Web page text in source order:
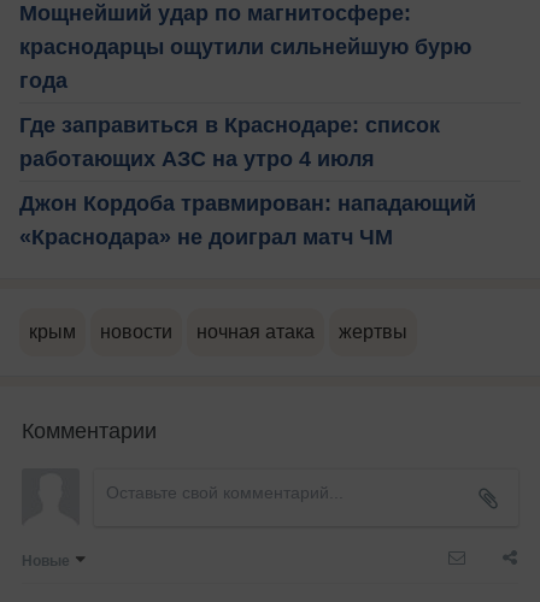
Мощнейший удар по магнитосфере:
краснодарцы ощутили сильнейшую бурю
года
Где заправиться в Краснодаре: список
работающих АЗС на утро 4 июля
Джон Кордоба травмирован: нападающий
«Краснодара» не доиграл матч ЧМ
крым новости ночная атака жертвы
Комментарии
Новые